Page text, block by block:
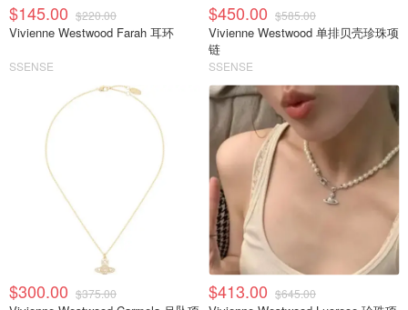
$145.00 $220.00
Vivienne Westwood Farah 耳环
SSENSE
$450.00 $585.00
Vivienne Westwood 单排贝壳珍珠项
链
SSENSE
$300.00 $375.00 $413.00 $645.00